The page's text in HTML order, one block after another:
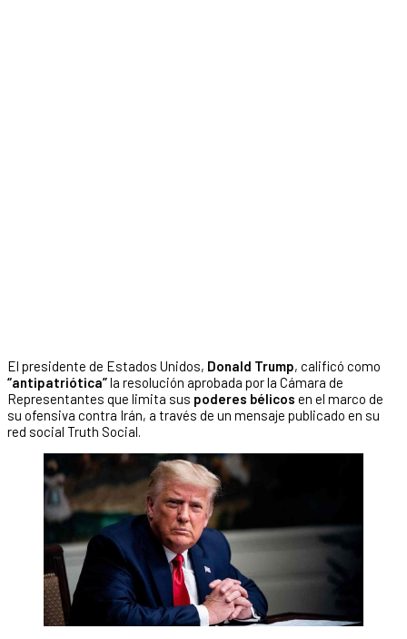
El presidente de Estados Unidos, Donald Trump, calificó como
“antipatriótica”la resolución aprobada por la Cámara de
Representantes que limita sus poderes bélicos en el marco de
su ofensiva contra Irán, a través de un mensaje publicado en su
red social Truth Social.